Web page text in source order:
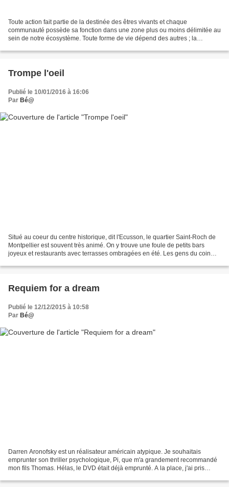
Toute action fait partie de la destinée des êtres vivants et chaque
communauté possède sa fonction dans une zone plus ou moins délimitée au
sein de notre écosystème. Toute forme de vie dépend des autres ; la
Trompe l'oeil
Publié le 10/01/2016 à 16:06
Par Bé@
Situé au coeur du centre historique, dit l'Ecusson, le quartier Saint-Roch de
Montpellier est souvent très animé. On y trouve une foule de petits bars
joyeux et restaurants avec terrasses ombragées en été. Les gens du coin
Requiem for a dream
Publié le 12/12/2015 à 10:58
Par Bé@
Darren Aronofsky est un réalisateur américain atypique. Je souhaitais
emprunter son thriller psychologique, Pi, que m'a grandement recommandé
mon fils Thomas. Hélas, le DVD était déjà emprunté. A la place, j'ai pris